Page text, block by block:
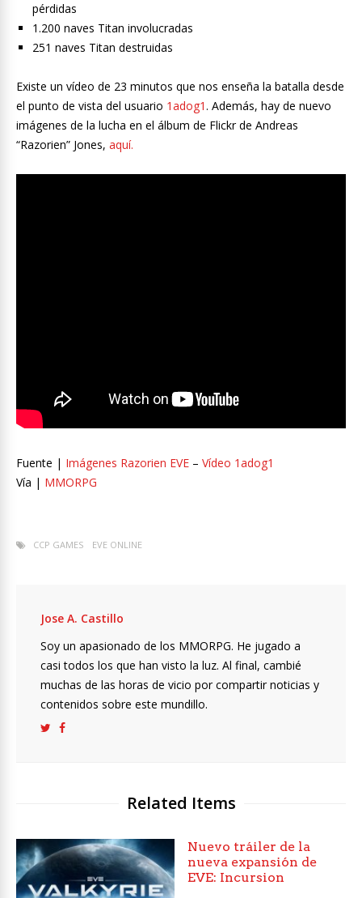
pérdidas
1.200 naves Titan involucradas
251 naves Titan destruidas
Existe un vídeo de 23 minutos que nos enseña la batalla desde
el punto de vista del usuario 1adog1. Además, hay de nuevo
imágenes de la lucha en el álbum de Flickr de Andreas
“Razorien” Jones, aquí.
Fuente | Imágenes Razorien EVE – Vídeo 1adog1
Vía | MMORPG
CCP GAMES EVE ONLINE
Jose A. Castillo
Soy un apasionado de los MMORPG. He jugado a
casi todos los que han visto la luz. Al final, cambié
muchas de las horas de vicio por compartir noticias y
contenidos sobre este mundillo.
Related Items
Nuevo tráiler de la
nueva expansión de
EVE: Incursion